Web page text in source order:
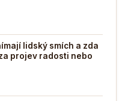
lidský smích a zda
projev radosti nebo